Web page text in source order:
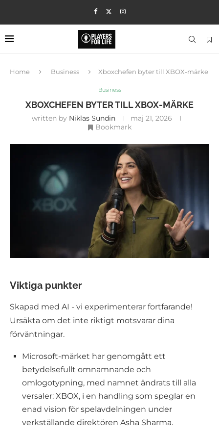
Home Business Xboxchefen byter till XBOX-märke
Business
XBOXCHEFEN BYTER TILL XBOX-MÄRKE
written by Niklas Sundin
maj 21, 2026
Bookmark
Viktiga punkter
Skapad med AI - vi experimenterar fortfarande!
Ursäkta om det inte riktigt motsvarar dina
förväntningar.
Microsoft-märket har genomgått ett
betydelsefullt omnamnande och
omlogotypning, med namnet ändrats till alla
versaler: XBOX, i en handling som speglar en
enad vision för spelavdelningen under
verkställande direktören Asha Sharma.